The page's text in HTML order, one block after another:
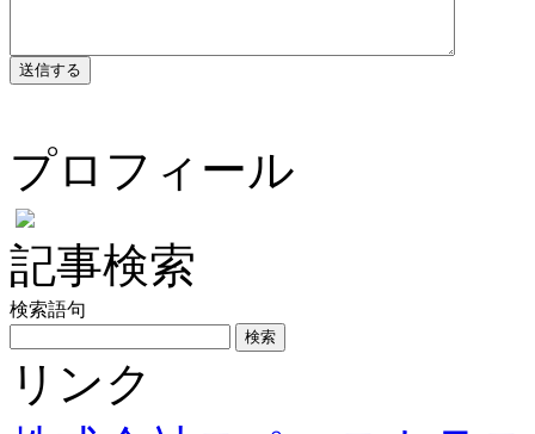
プロフィール
記事検索
検索語句
リンク